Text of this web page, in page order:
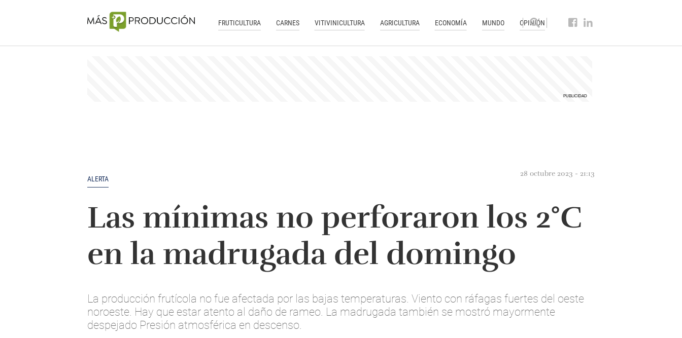
FRUTICULTURA CARNES VITIVINICULTURA AGRICULTURA ECONOMÍA MUNDO OPINIÓN
ALERTA
28 octubre 2023 - 21:13
Las mínimas no perforaron los 2°C
en la madrugada del domingo
La producción frutícola no fue afectada por las bajas temperaturas. Viento con ráfagas fuertes del oeste
noroeste. Hay que estar atento al daño de rameo. La madrugada también se mostró mayormente
despejado Presión atmosférica en descenso.